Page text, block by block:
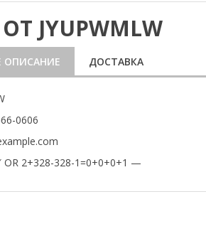
JYUPWMLW
ОПИСАНИЕ ДОСТАВКА
0606
2+328-328-1=0+0+0+1 —